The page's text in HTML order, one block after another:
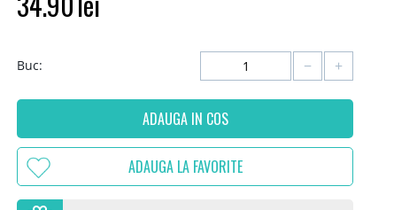
Buc: +
−
ADAUGA IN COS
ADAUGA LA FAVORITE